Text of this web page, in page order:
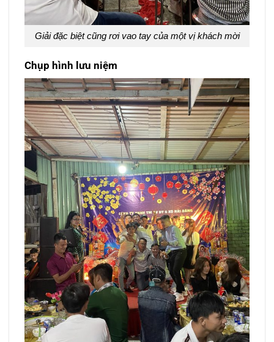
Giải đặc biệt cũng rơi vao tay của một vị khách mời
Chụp hình lưu niệm